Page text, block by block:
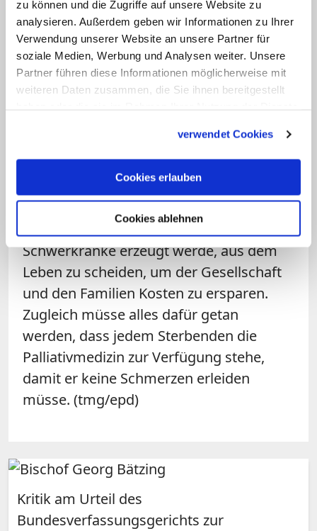
zu können und die Zugriffe auf unsere Website zu
analysieren. Außerdem geben wir Informationen zu Ihrer
Verwendung unserer Website an unsere Partner für
soziale Medien, Werbung und Analysen weiter. Unsere
Partner führen diese Informationen möglicherweise mit
weiteren Daten zusammen, die Sie ihnen bereitgestellt
verwendet Cookies
Cookies erlauben
Cookies ablehnen
"Den wenigen, die am Ende eines langen
Prozesses sterben wollen, dürfen wir
unsere Begleitung nicht verweigern."
Sterbehilfe zu einem Geschäft werde.
"Jede kommerzialisierte Form muss
untersagt bleiben." Es dürfe auch nicht
dazu kommen, dass ein
Schwerkranke erzeugt werde, aus dem
Leben zu scheiden, um der Gesellschaft
und den Familien Kosten zu ersparen.
Zugleich müsse alles dafür getan
werden, dass jedem Sterbenden die
Palliativmedizin zur Verfügung stehe,
damit er keine Schmerzen erleiden
müsse. (tmg/epd)
Kritik am Urteil des
Bundesverfassungsgerichts zur